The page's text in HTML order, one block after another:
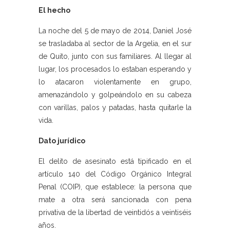
El hecho
La noche del 5 de mayo de 2014, Daniel José
se trasladaba al sector de la Argelia, en el sur
de Quito, junto con sus familiares. Al llegar al
lugar, los procesados lo estaban esperando y
lo atacaron violentamente en grupo,
amenazándolo y golpeándolo en su cabeza
con varillas, palos y patadas, hasta quitarle la
vida.
Dato jurídico
El delito de asesinato está tipificado en el
artículo 140 del Código Orgánico Integral
Penal (COIP), que establece: la persona que
mate a otra será sancionada con pena
privativa de la libertad de veintidós a veintiséis
años.